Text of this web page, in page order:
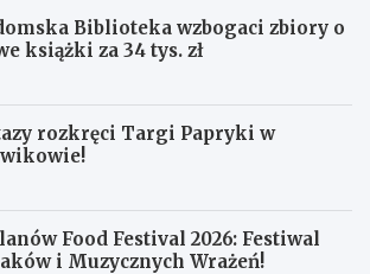
Biblioteka wzbogaci zbiory o
książki za 34 tys. zł
rozkręci Targi Papryki w
Food Festival 2026: Festiwal
i Muzycznych Wrażeń!